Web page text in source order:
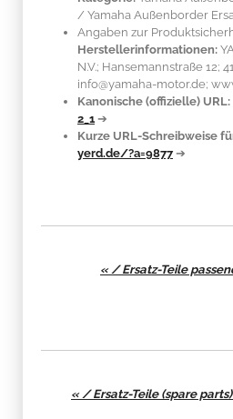
/ Yamaha Außenborder
Angaben zur
Herstellerinformationen:
N.V.; Hansemannstraße 12;
info@yamaha-motor.de;
Kanonische (offizielle) URL:
2_1 ➔
Kurze URL-Schreibweise
yerd.de/?a=9877 ➔
« / Ersatz-Teile
« / Ersatz-Teile (spare